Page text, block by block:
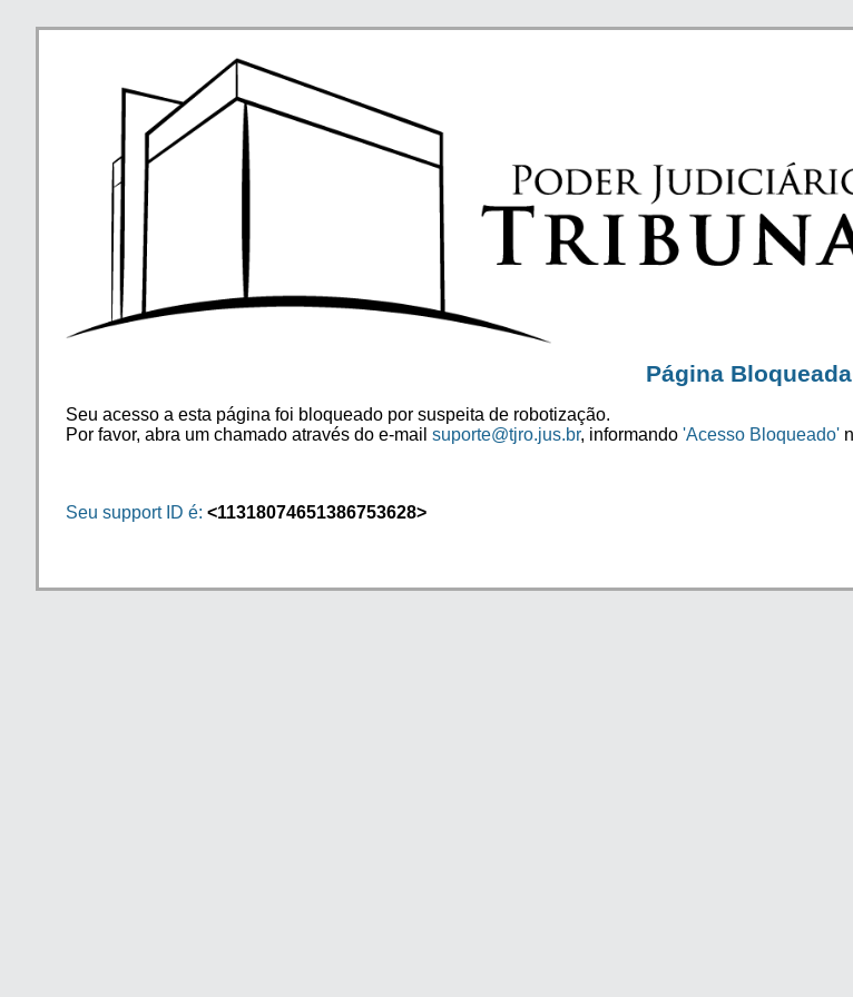
Página Bloqueada
Seu acesso a esta página foi bloqueado por suspeita de robotização.
Por favor, abra um chamado através do e-mail suporte@tjro.jus.br, informando 'Acesso Bloqueado'
Seu support ID é: <11318074651386753628>